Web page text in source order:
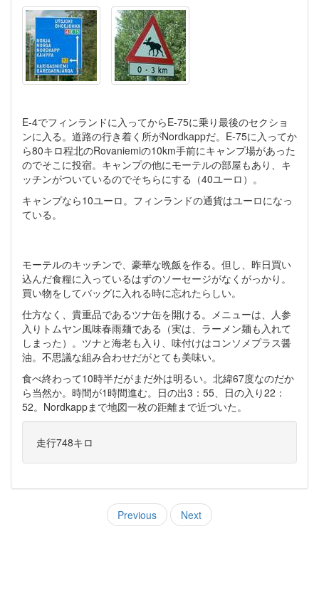
E-4でフィンランドに入ってからE-75に乗り最後のセクショ
ンに入る。道路の行き着く所がNordkappだ。E-75に入ってか
ら80キロ程北のRovaniemiの10km手前にキャンプ場があった
のでそこに投宿。キャンプの他にモーテルの部屋もあり、キ
ッチンがついているのでそちらにする（40ユーロ）。
キャンプなら10ユーロ。フィンランドの通貨はユーロになっ
ている。
モーテルのキッチンで、豪華な晩飯を作る。但し、昨日買い
込んだ食糧に入っているはずのソーセージがなくがっかり。
買い物をしてバッグに入れる時に忘れたらしい。
仕方なく、貴重品であるツナ缶を開ける。メニューは、人参
入りトムヤン風味春雨麺である（実は、ラーメン麺も入れて
しまった）。ツナと海老も入り、味付けはコンソメプラス醤
油。不思議な組み合わせだがとても美味い。
食べ終わって10時半だがまだ外は明るい。北緯67度なのだか
ら当然か。時間が1時間進む。日の出3：55、日の入り22：
52。Nordkappまで地図一枚の距離まで近づいた。
走行748キロ
Previous Next